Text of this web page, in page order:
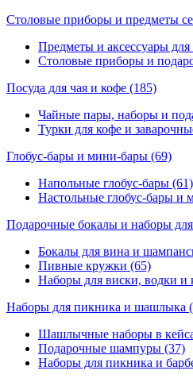
Столовые приборы и предметы
Предметы и аксессуары для
Столовые приборы и
Посуда для чая и кофе (185)
Чайные пары, наборы и
Турки для кофе и
Глобус-бары и мини-бары (69)
Напольные глобус-бары (61)
Настольные глобус-бары и
Подарочные бокалы и наборы
Бокалы для вина и
Пивные кружки (65)
Наборы для виски, водки и
Наборы для пикника и шашлыка
Шашлычные наборы в
Подарочные шампуры (37)
Наборы для пикника и